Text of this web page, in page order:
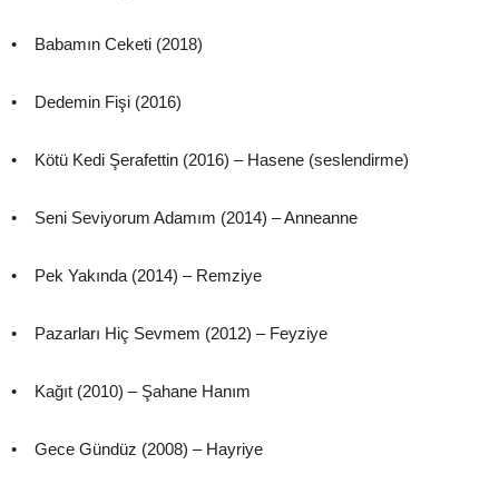
• Babamın Ceketi (2018)
• Dedemin Fişi (2016)
• Kötü Kedi Şerafettin (2016) – Hasene (seslendirme)
• Seni Seviyorum Adamım (2014) – Anneanne
• Pek Yakında (2014) – Remziye
• Pazarları Hiç Sevmem (2012) – Feyziye
• Kağıt (2010) – Şahane Hanım
• Gece Gündüz (2008) – Hayriye